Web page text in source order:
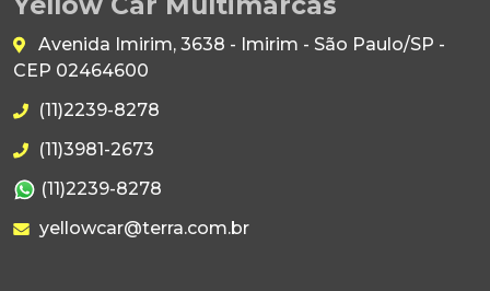
Avenida Imirim, 3638 - Imirim - São Paulo/SP -
CEP 02464600
(11)2239-8278
(11)3981-2673
(11)2239-8278
yellowcar@terra.com.br